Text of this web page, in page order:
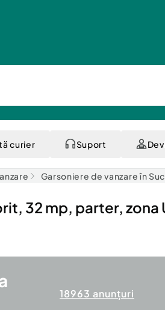
curier Suport
Garsoniere de vanzare în
32 mp, parter,
18963 anunțuri